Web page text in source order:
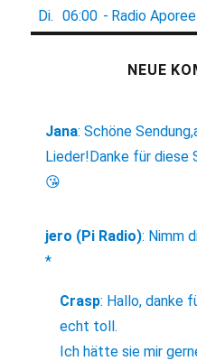
Di.
06:00 - Radio Aporee
NEUE
Jana:Schöne
Lieder!Danke für diese
😘
jero (Pi Radio): Nimm
*
Crasp: Hallo, danke
echt toll.
Ich hätte sie mir